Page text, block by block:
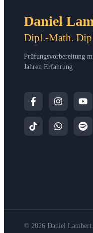
Daniel
Dipl.-Math.
Prüfungsvorbereitung
Jahren Erfahrung
© 2026 Daniel